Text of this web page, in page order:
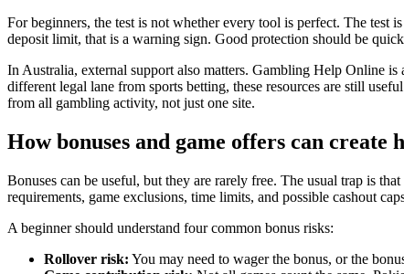
For beginners, the test is not whether every tool is perfect. The test
deposit limit, that is a warning sign. Good protection should be
In Australia, external support also matters. Gambling Help Online
different legal lane from sports betting, these resources are still
from all gambling activity, not just one site.
How bonuses and game offers can create
Bonuses can be useful, but they are rarely free. The usual trap is
requirements, game exclusions, time limits, and possible cashout
A beginner should understand four common bonus risks:
Rollover risk: You may need to wager the bonus, or the